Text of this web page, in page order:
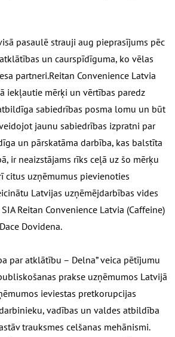
pasaulē strauji aug pieprasījums pēc
un caurspīdīguma, ko vēlas
partneri.Reitan Convenience Latvia
iekļautie mērķi un vērtības paredz
sabiedrības posma lomu un būt
jaunu sabiedrības izpratni par
un pārskatāma darbība, kas balstīta
ir neaizstājams rīks ceļā uz šo mērķu
citus uzņēmumus pievienoties
Latvijas uzņēmējdarbības vides
Reitan Convenience Latvia (Caffeine)
Dovidena.
par atklātību – Delna” veica pētījumu
prakse uzņēmumos Latvijā
ieviestas pretkorupcijas
vadības un valdes atbildība
trauksmes celšanas mehānismi.